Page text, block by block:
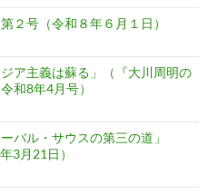
２号（令和８年６月１日）
ア主義は蘇る」（『大川周明の
和8年4月号）
バル・サウスの第三の道」
3月21日）